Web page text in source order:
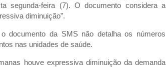
segunda-feira (7). O documento considera a
diminuição”.
documento da SMS não detalha os números
nas unidades de saúde.
houve expressiva diminuição da demanda